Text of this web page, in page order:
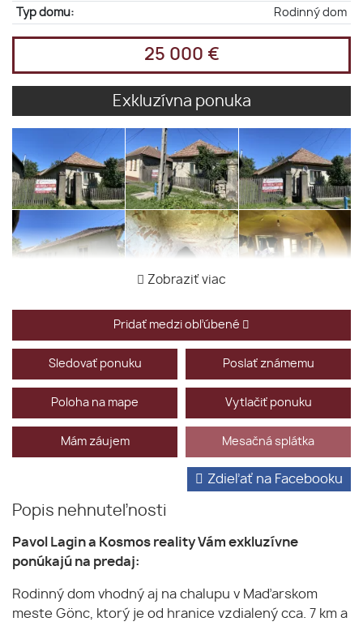
Typ domu:
Rodinný dom
25 000 €
Exkluzívna ponuka
Zobraziť viac
Pridať medzi obľúbené
Sledovať ponuku Poslať známemu
Poloha na mape Vytlačiť ponuku
Mám záujem Mesačná splátka
Popis nehnuteľnosti
Zdieľať na Facebooku
Pavol Lagin a Kosmos reality Vám exkluzívne
ponúkajú na predaj:
Rodinný dom vhodný aj na chalupu v Maďarskom
meste Gönc, ktorý je od hranice vzdialený cca. 7 km a